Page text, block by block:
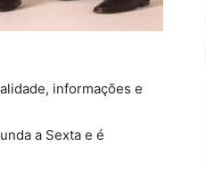
informações e
a Sexta e é